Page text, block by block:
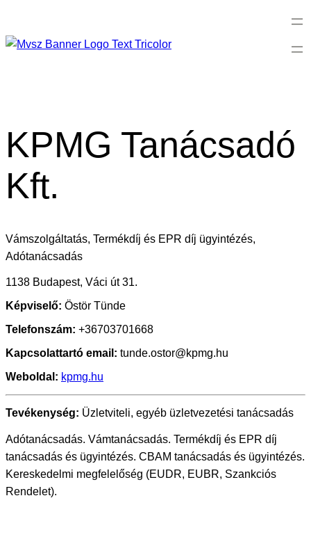
KPMG Tanácsadó
Kft.
Vámszolgáltatás, Termékdíj és EPR díj ügyintézés,
Adótanácsadás
1138 Budapest, Váci út 31.
Képviselő: Östör Tünde
Telefonszám: +36703701668
Kapcsolattartó email: tunde.ostor@kpmg.hu
Weboldal: kpmg.hu
Tevékenység: Üzletviteli, egyéb üzletvezetési tanácsadás
Adótanácsadás. Vámtanácsadás. Termékdíj és EPR díj
tanácsadás és ügyintézés. CBAM tanácsadás és ügyintézés.
Kereskedelmi megfelelőség (EUDR, EUBR, Szankciós
Rendelet).